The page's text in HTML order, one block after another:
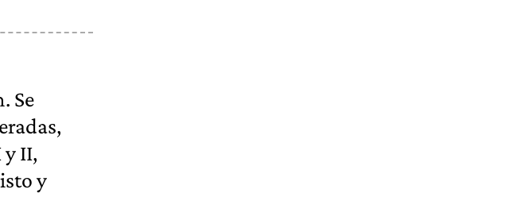
Se
y II,
y